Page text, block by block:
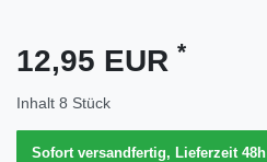
Merkmal
12,95 EUR *
Inhalt 8 Stück
Sofort versandfertig, Lieferzeit 48h